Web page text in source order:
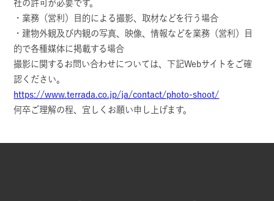
社の許可が必要です。
・業務（営利）目的による撮影、取材などを行う場合
・建物外観及び内観の写真、映像、情報などを業務（営利）目
的で各種媒体に掲載する場合
撮影に関するお問い合わせについては、下記Webサイトをご確
認ください。
https://www.terrada.co.jp/ja/contact/photo-shoot/
何卒ご理解の程、宜しくお願い申し上げます。